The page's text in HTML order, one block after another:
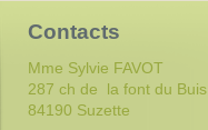
Contacts
Mme Sylvie FAVOT
287 ch de la font du Buis
84190 Suzette